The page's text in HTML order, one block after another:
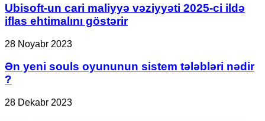
cari
maliyyə
vəziyyəti
ci
iflas
ehtimalını
Ubisoft-un cari maliyyə vəziyyəti 2025-ci ildə
iflas ehtimalını göstərir
Ən
souls
oyununun
sistem
tələbləri
nədir
28 Noyabr 2023
Ən yeni souls oyununun sistem tələbləri nədir
?
Gta
28 Dekabr 2023